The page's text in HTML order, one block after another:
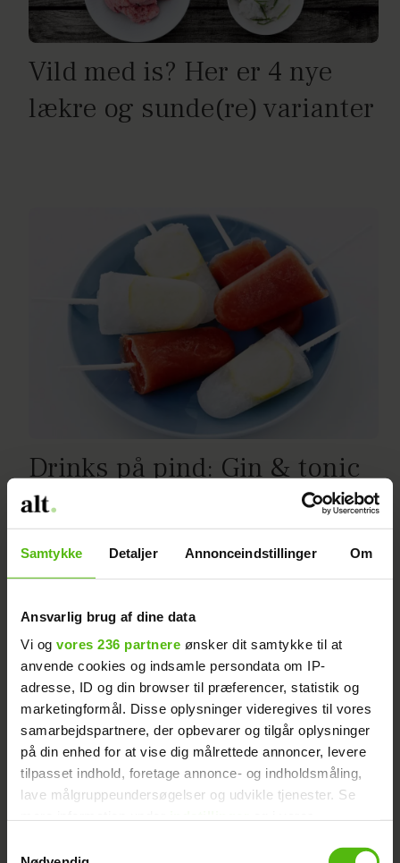
Samtykke Detaljer Annonceindstillinger Om
Ansvarlig brug af dine data
Vi og vores 236 partnere ønsker dit samtykke til at
anvende cookies og indsamle persondata om IP-
adresse, ID og din browser til præferencer, statistik og
marketingformål. Disse oplysninger videregives til vores
samarbejdspartnere, der opbevarer og tilgår oplysninger
på din enhed for at vise dig målrettede annoncer, levere
tilpasset indhold, foretage annonce- og indholdsmåling,
lave målgruppeundersøgelser og udvikle tjenester. Se
tilbage eller ændre indstillinger fra vores
Vild med is? Her er 4 nye
lækre og sunde(re) varianter
Drinks på pind: Gin & tonic
og Bloody Mary
Sommerlagkage med
jordbær, hvid chokolade og